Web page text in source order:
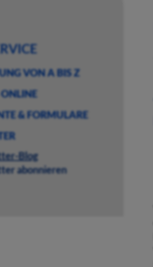
VON A BIS Z
& FORMULARE
Blog
abonnieren